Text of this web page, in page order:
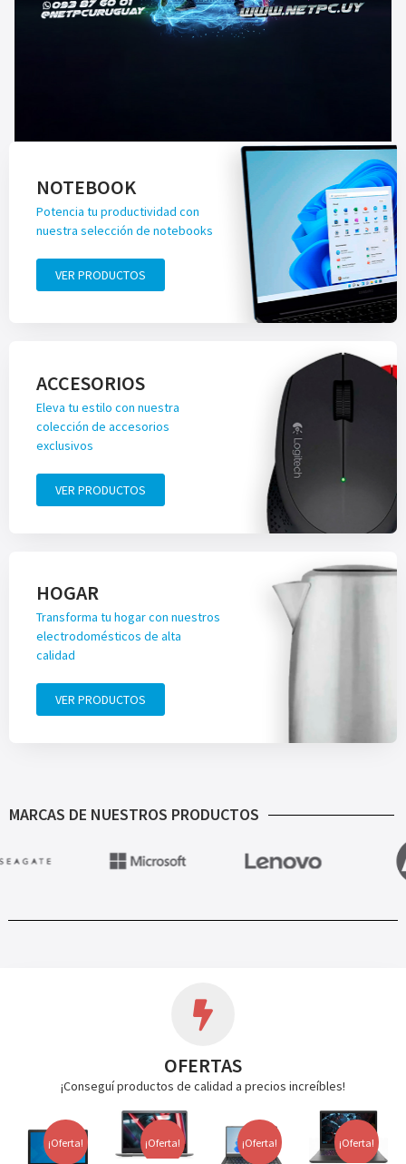
NOTEBOOK
Potencia tu productividad con
nuestra selección de notebooks
VER PRODUCTOS
ACCESORIOS
Eleva tu estilo con nuestra
colección de accesorios
exclusivos
VER PRODUCTOS
HOGAR
Transforma tu hogar con nuestros
electrodomésticos de alta
calidad
VER PRODUCTOS
MARCAS DE NUESTROS PRODUCTOS
OFERTAS
¡Conseguí productos de calidad a precios increíbles!
¡Oferta! ¡Oferta! ¡Oferta! ¡Oferta!